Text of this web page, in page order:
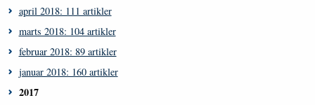
april 2018: 111 artikler
marts 2018: 104 artikler
februar 2018: 89 artikler
januar 2018: 160 artikler
2017